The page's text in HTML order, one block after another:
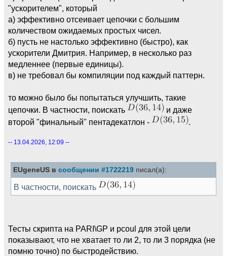
"ускорителем", который
а) эффективно отсеивает цепочки с большим
количеством ожидаемых простых чисел.
б) пусть не настолько эффективно (быстро), как
ускорители Дмитрия. Например, в несколько раз
медленнее (первые единицы).
в) не требовал бы компиляции под каждый паттерн.
то можно было бы попытаться улучшить, такие
цепочки. В частности, поискать
и даже
второй "финальный" пентадекатлон -
.
-- 13.04.2026, 12:09 --
EUgeneUS в сообщении #1722219 писал(а):
В частности, поискать
Тесты скрипта на PARI\GP и pcoul для этой цели
показывают, что не хватает то ли 2, то ли 3 порядка (не
помню точно) по быстродействию.